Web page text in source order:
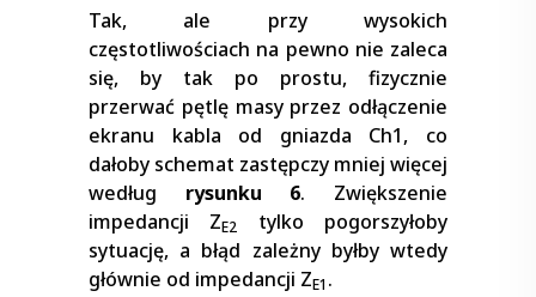
Tak, ale przy wysokich
częstotliwościach na pewno nie zaleca
się, by tak po prostu, fizycznie
przerwać pętlę masy przez odłączenie
ekranu kabla od gniazda Ch1, co
dałoby schemat zastępczy mniej więcej
według rysunku 6. Zwiększenie
impedancji ZE2
tylko pogorszyłoby
sytuację, a błąd zależny byłby wtedy
głównie od impedancji ZE1 .